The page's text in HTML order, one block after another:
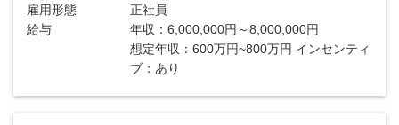
雇用形態
正社員
給与
年収：6,000,000円～8,000,000円
想定年収：600万円~800万円 インセンティ
ブ：あり